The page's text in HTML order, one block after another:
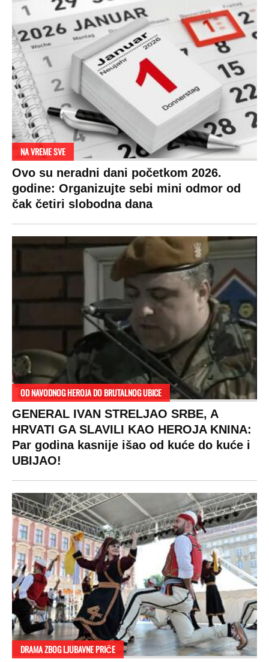
NA VREME SVE
Ovo su neradni dani početkom 2026.
godine: Organizujte sebi mini odmor od
čak četiri slobodna dana
OD NAVODNOG HEROJA DO BRUTALNOG UBICE
GENERAL IVAN STRELJAO SRBE, A
HRVATI GA SLAVILI KAO HEROJA KNINA:
Par godina kasnije išao od kuće do kuće i
UBIJAO!
DRAMA ZBOG LJUBAVNE PRIČE